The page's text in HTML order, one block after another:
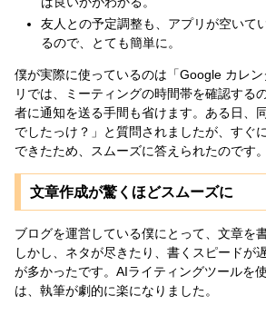
友人との予定調整も、アプリが空いて
るので、とても簡単に。
僕が実際に使っているのは「Google カレ
リでは、ミーティングの時間帯を確認する
者に通知を送る手間も省けます。ある日、
でしたっけ？」と質問されましたが、すぐ
できたため、スムーズに答えられたのです。
文章作成が驚くほどスムーズに
ブログを運営している僕にとって、文章を
しかし、ネタが尽きたり、書くスピードが
が多かったです。AIライティングツールを
は、執筆が劇的に楽になりました。